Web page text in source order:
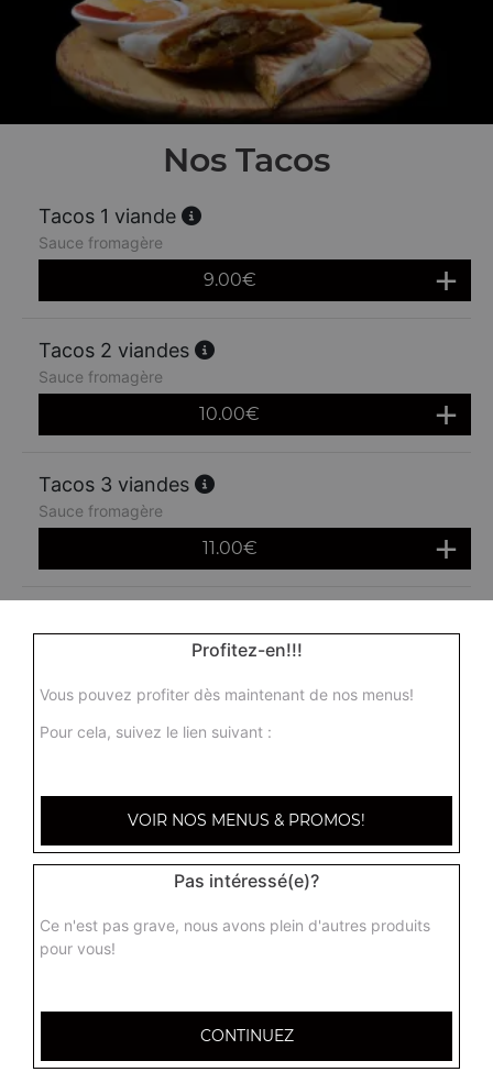
Nos Tacos
Tacos 1 viande
Sauce fromagère
9.00€
Tacos 2 viandes
Sauce fromagère
10.00€
Tacos 3 viandes
Sauce fromagère
11.00€
Profitez-en!!!
Vous pouvez profiter dès maintenant de nos menus!
Pour cela, suivez le lien suivant :
VOIR NOS MENUS & PROMOS!
Pas intéressé(e)?
Ce n'est pas grave, nous avons plein d'autres produits
pour vous!
CONTINUEZ